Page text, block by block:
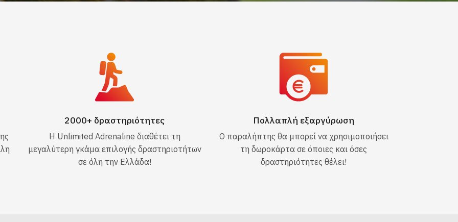
2000+ δραστηριότητες
Η Unlimited Adrenaline διαθέτει τη
μεγαλύτερη γκάμα επιλογής δραστηριοτήτων
σε όλη την Ελλάδα!
Πολλαπλή εξαργύρωση
Ο παραλήπτης θα μπορεί να χρησιμοποιήσει
τη δωροκάρτα σε όποιες και όσες
δραστηριότητες θέλει!